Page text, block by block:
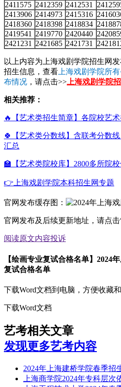
2411575 2412359 2412531
2413906 2414973 2415316
2418360 2418398 2418834
2419541
2419770 2420440
2421231
2421685 2421731
以上内容为上海戏剧学院招生网
招生信息，查看 上海戏剧学院所
布情况 ，请点击>> 上海戏剧学院
相关推荐：
🔥【艺术类招生简章】各院校艺
🍀【艺术类分数线】含联考分数
汇总
🏫【艺术类院校库】2800多所院
👉上海戏剧学院本科招生网专题
官网发布缓存图：
官网发布及后续更新地址，请点击
阅读原文内容投诉
【绘画专业复试合格名单】2024
复试合格名单
下载Word文档到电脑，方便收藏
下载Word文档
艺考相关文章
发现更多艺考内容
2024年上海建桥学院春季招
上海商学院2024年专科层